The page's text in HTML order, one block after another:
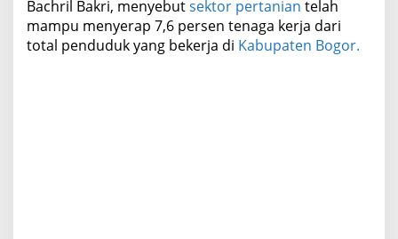
i
K
a
Bachril Bakri, menyebutsektor pertanian telah
mampu menyerap 7,6 persen tenaga kerja dari
total penduduk yang bekerja di Kabupaten Bogor.